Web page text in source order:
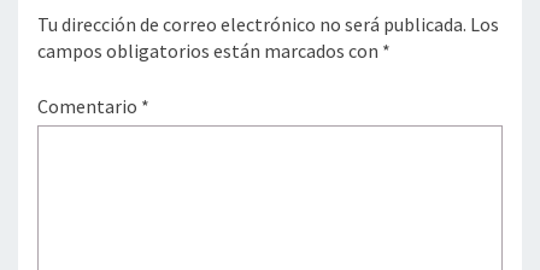
Tu dirección de correo electrónico no será publicada. Los
campos obligatorios están marcados con *
Comentario *